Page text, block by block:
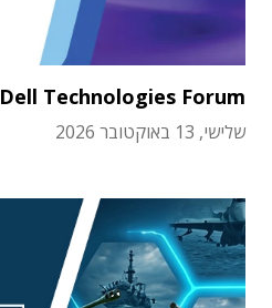
Dell Technologies Forum
שלישי, 13 באוקטובר 2026